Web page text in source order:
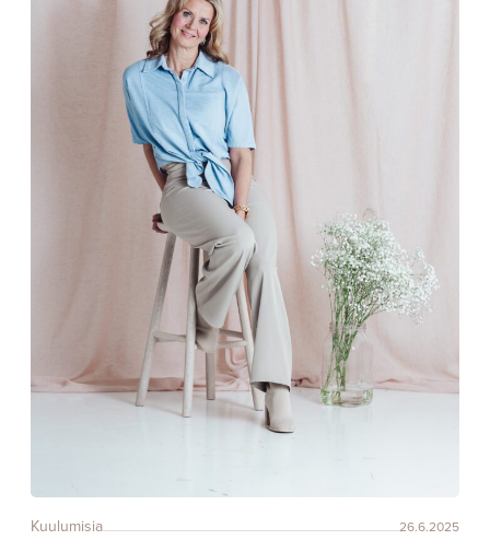
Kuulumisia 26.6.2025